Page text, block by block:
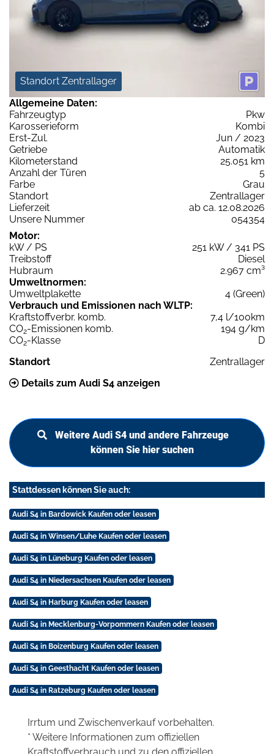
Standort Zentrallager
Allgemeine Daten:
Fahrzeugtyp
Pkw
Karosserieform
Kombi
Erst-Zul.
Jun / 2023
Getriebe
Automatik
Kilometerstand
25.051 km
Anzahl der Türen
5
Farbe
Grau
Standort
Zentrallager
Lieferzeit
ab ca. 12.08.2026
Unsere Nummer
054354
Motor:
kW / PS
251 kW / 341 PS
Treibstoff
Diesel
Hubraum
2.967 cm³
Umweltnormen:
Umweltplakette
4 (Green)
Verbrauch und Emissionen nach WLTP:
Kraftstoffverbr. komb.
7,4 l/100km
CO2-Emissionen komb.
194 g/km
CO2-Klasse
D
Standort
Zentrallager
Details zum Audi S4 anzeigen
Weitere Audi S4 und andere Fahrzeuge
können Sie hier suchen
Stattdessen können Sie auch:
Audi S4 in Bardowick Kaufen oder leasen
Audi S4 in Winsen/Luhe Kaufen oder leasen
Audi S4 in Lüneburg Kaufen oder leasen
Audi S4 in Niedersachsen Kaufen oder leasen
Audi S4 in Harburg Kaufen oder leasen
Audi S4 in Mecklenburg-Vorpommern Kaufen oder leasen
Audi S4 in Boizenburg Kaufen oder leasen
Audi S4 in Geesthacht Kaufen oder leasen
Audi S4 in Ratzeburg Kaufen oder leasen
Irrtum und Zwischenverkauf vorbehalten.
* Weitere Informationen zum offiziellen
Kraftstoffverbrauch und zu den offiziellen